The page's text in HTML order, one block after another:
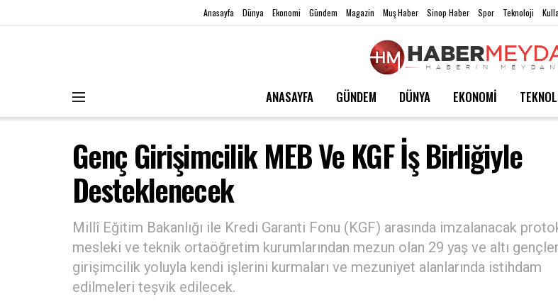
Anasayfa Dünya Ekonomi Gündem Magazin Muş Haber Sinop Haber Spor Teknoloji
ANASAYFA GÜNDEM DÜNYA EKONOMİ
Genç Girişimcilik MEB Ve KGF İş Birliğiyle
Desteklenecek
Millî Eğitim Bakanlığı ile Kredi Garanti Fonu (KGF) arasında imzalanacak
mesleki ve teknik ortaöğretim kurumlarından mezun olan 29 yaş ve altı
girişimcilik yoluyla kendi işlerini kurmaları ve mezuniyet alanlarında istihdam
edilmeleri teşvik edilecek.